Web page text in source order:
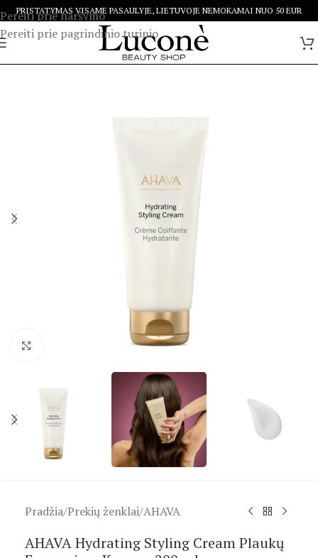
Pereiti prie naršymo
Pereiti prie pagrindinio turinio
PRISTATYMAS VISAME PASAULYJE, LIETUVOJE NEMOKAMAI NUO 50 EUR
Spustelėkite, kad padidintumėte
Pradžia/Prekių ženklai/AHAVA
AHAVA Hydrating Styling Cream Plaukų